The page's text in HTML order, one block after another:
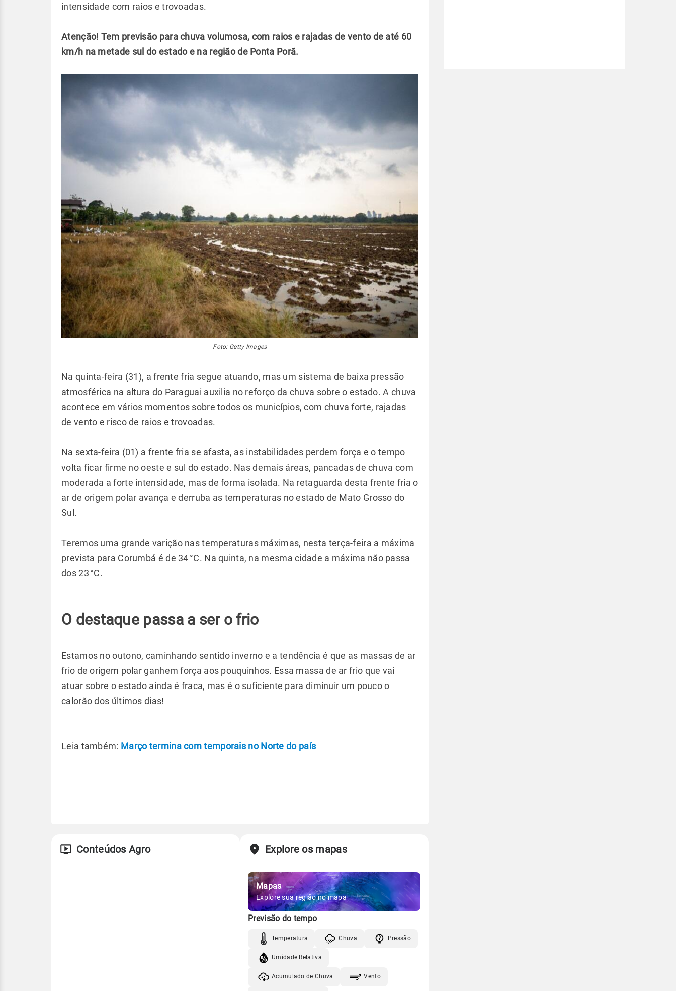
intensidade com raios e trovoadas.
Atenção! Tem previsão para chuva volumosa, com raios e rajadas de vento de até 60
km/h na metade sul do estado e na região de Ponta Porã.
Foto: Getty Images
Na quinta-feira (31), a frente fria segue atuando, mas um sistema de baixa pressão
atmosférica na altura do Paraguai auxilia no reforço da chuva sobre o estado. A chuva
acontece em vários momentos sobre todos os municípios, com chuva forte, rajadas
de vento e risco de raios e trovoadas.
Na sexta-feira (01) a frente fria se afasta, as instabilidades perdem força e o tempo
volta ficar firme no oeste e sul do estado. Nas demais áreas, pancadas de chuva com
moderada a forte intensidade, mas de forma isolada. Na retaguarda desta frente fria o
ar de origem polar avança e derruba as temperaturas no estado de Mato Grosso do
Sul.
Teremos uma grande varição nas temperaturas máximas, nesta terça-feira a máxima
prevista para Corumbá é de 34 °C. Na quinta, na mesma cidade a máxima não passa
dos 23 °C.
O destaque passa a ser o frio
Estamos no outono, caminhando sentido inverno e a tendência é que as massas de ar
frio de origem polar ganhem força aos pouquinhos. Essa massa de ar frio que vai
atuar sobre o estado ainda é fraca, mas é o suficiente para diminuir um pouco o
calorão dos últimos dias!
Leia também: Março termina com temporais no Norte do país
Conteúdos Agro Explore os mapas
Mapas
Explore sua região no mapa
Previsão do tempo
Temperatura Chuva Pressão
Umidade Relativa
Acumulado de Chuva Vento